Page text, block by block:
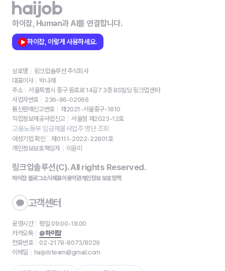
하이잡, Human과 AI를 연결합니다.
하이잡, 이렇게 사용하세요.
상호명
링크업솔루션 주식회사
대표이사
박나래
주소
서울특별시 중구 동호로 14길7 3층 BS빌딩 링크업센터
사업자번호
236-86-02066
통신판매신고번호
제2021-서울중구-1810
직업정보제공사업신고
서울청 제2023-12호
고용노동부 임금체불사업주 명단 조회
여성기업 확인
제0111-2022-22801호
개인정보보호책임자
이윤미
링크업솔루션(C). All rights Reserved.
하이잡 블로그소식제휴이용약관개인정보 보호정책
고객센터
운영시간
평일 09:00-18:00
카카오톡
@하이잡
전화번호
02-2178-8073/8029
이메일
haijobteam@gmail.com